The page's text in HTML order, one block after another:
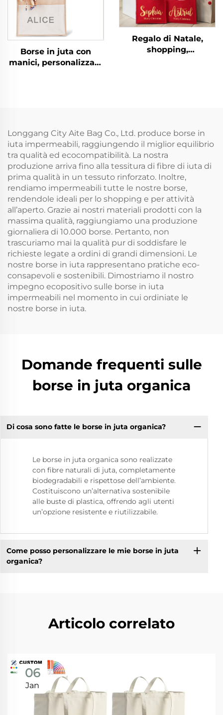
Borse in juta con
manici, personalizzate
grande
Regalo di Natale,
shopping,
damigella d'onore
Longgang City Aite Bag Co., Ltd. produce borse in
iuta impermeabili, raggiungendo il miglior equilibrio
tra qualità ed ecocompatibilità. La nostra
produzione arriva fino alla tessitura di fibre di iuta di
prima qualità in un tessuto rinforzato. Inoltre,
rendiamo impermeabili tutte le nostre borse,
rendendole ideali per lo shopping e per attività
all’aperto. Grazie ai nostri materiali prodotti con la
massima qualità, raggiungiamo una produzione
giornaliera di 10.000 borse. Pertanto, non
trascuriamo mai la qualità pur di soddisfare le
richieste legate a ordini di grandi dimensioni. Le
nostre borse in iuta rappresentano pratiche eco-
consapevoli e sostenibili. Dimostriamo il nostro
impegno ecopositivo sulle borse in iuta
impermeabili nel momento in cui ordiniate le
nostre borse in iuta.
Domande frequenti sulle
borse in juta organica
Di cosa sono fatte le borse in juta organica?
Le borse in juta organica sono realizzate
con fibre naturali di juta, completamente
biodegradabili e rispettose dell’ambiente.
Costituiscono un’alternativa sostenibile
alle buste di plastica, offrendo agli utenti
un’opzione resistente e riutilizzabile.
Come posso personalizzare le mie borse in juta
organica?
Articolo correlato
06
Jan